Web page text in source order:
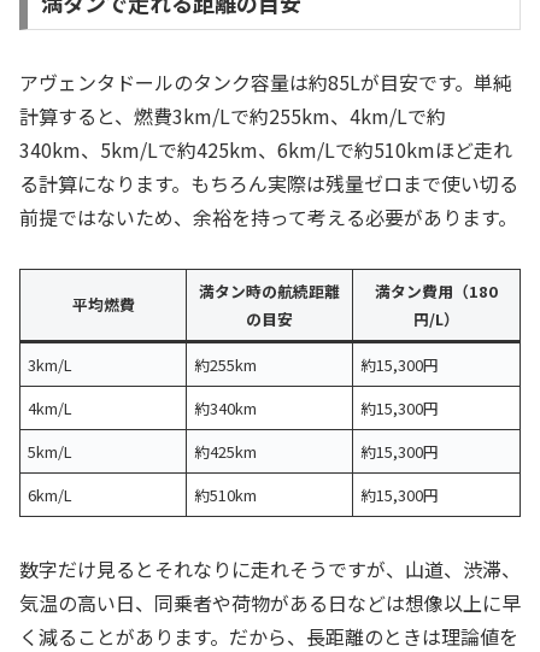
アヴェンタドールのタンク容量は約85Lが目安です。単純
計算すると、燃費3km/Lで約255km、4km/Lで約
340km、5km/Lで約425km、6km/Lで約510kmほど走れ
る計算になります。もちろん実際は残量ゼロまで使い切る
前提ではないため、余裕を持って考える必要があります。
平均燃費
満タン時の航続距離
の目安
満タン費用（180
円/L）
3km/L
約255km
約15,300円
4km/L
約340km
約15,300円
5km/L
約425km
約15,300円
6km/L
約510km 約15,300円
数字だけ見るとそれなりに走れそうですが、山道、渋滞、
気温の高い日、同乗者や荷物がある日などは想像以上に早
く減ることがあります。だから、長距離のときは理論値を